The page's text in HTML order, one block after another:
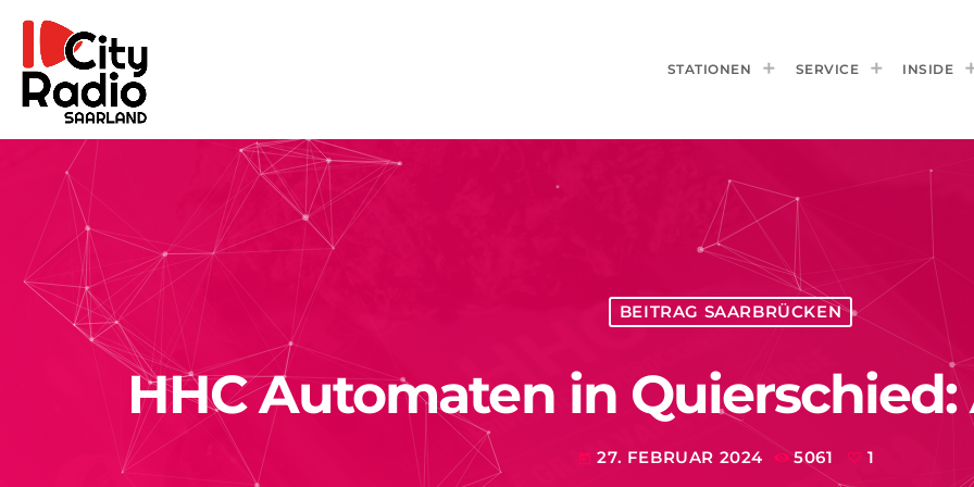
STATIONEN SERVICE INSIDE
BEITRAG SAARBRÜCKEN
HHC Automaten in
today 27. FEBRUAR 2024 5061 1